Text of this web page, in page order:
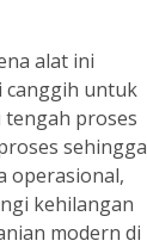
alat ini
canggih untuk
tengah proses
sehingga
operasional,
kehilangan
modern di